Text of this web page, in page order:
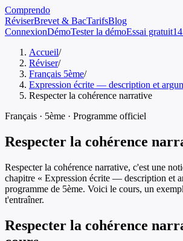
Comprendo
RéviserBrevet & BacTarifsBlog
ConnexionDémoTester la démoEssai gratuit
Accueil/
Réviser/
Français 5ème/
Expression écrite — description et
Respecter la cohérence narrative
Français · 5ème · Programme officiel
Respecter la cohérence
Respecter la cohérence narrative, c'est une
chapitre « Expression écrite — description et
programme de 5ème. Voici le cours, un
t'entraîner.
Respecter la cohérence